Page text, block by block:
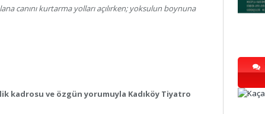
canını kurtarma yolları açılırken; yoksulun boynuna
kadrosu ve özgün yorumuyla Kadıköy Tiyatro